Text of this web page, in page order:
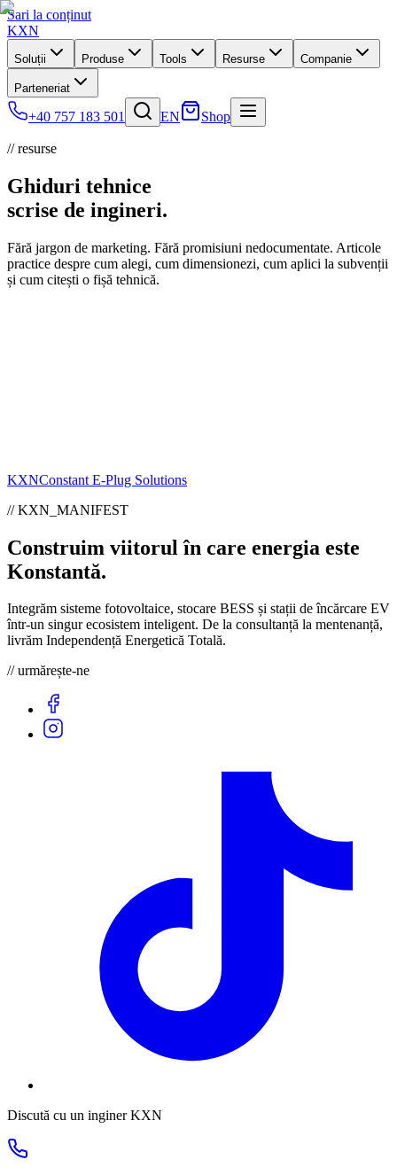
Sari la conținut
KXN
Soluții Produse Tools Resurse Companie
Parteneriat
+40 757 183 501 EN Shop
// resurse
Ghiduri tehnice
scrise de ingineri.
Fără jargon de marketing. Fără promisiuni nedocumentate. Articole
practice despre cum alegi, cum dimensionezi, cum aplici la subvenții
și cum citești o fișă tehnică.
KXNConstant E-Plug Solutions
// KXN_MANIFEST
Construim viitorul în care energia este
Konstantă.
Integrăm sisteme fotovoltaice, stocare BESS și stații de încărcare EV
într-un singur ecosistem inteligent. De la consultanță la mentenanță,
livrăm Independență Energetică Totală.
// urmărește-ne
Discută cu un inginer KXN